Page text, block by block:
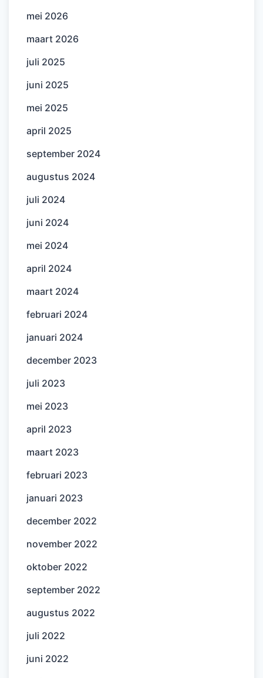
mei 2026
maart 2026
juli 2025
juni 2025
mei 2025
april 2025
september 2024
augustus 2024
juli 2024
juni 2024
mei 2024
april 2024
maart 2024
februari 2024
januari 2024
december 2023
juli 2023
mei 2023
april 2023
maart 2023
februari 2023
januari 2023
december 2022
november 2022
oktober 2022
september 2022
augustus 2022
juli 2022
juni 2022